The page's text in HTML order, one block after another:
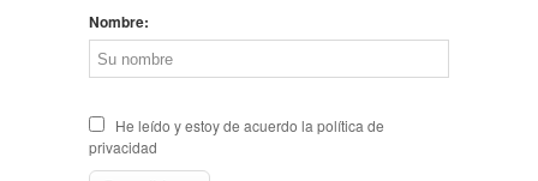
Nombre:
He leído y estoy de acuerdo la política de
privacidad